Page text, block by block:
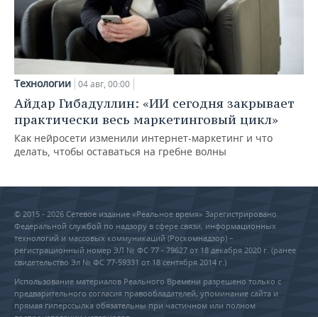
Технологии 04 авг, 00:00
Айдар Гибадуллин: «ИИ сегодня закрывает
практически весь маркетинговый цикл»
Как нейросети изменили интернет-маркетинг и что
делать, чтобы оставаться на гребне волны
© 2015 - 2026 Сетевое издание «Реальное время» Зарегистрировано
Федеральной службой по надзору в сфере связи, информационных
технологий и массовых коммуникаций (Роскомнадзор) –
регистрационный номер ЭЛ № ФС 77 - 79627 от 18 декабря 2020 г. (ранее
свидетельство Эл № ФС 77-59331 от 18 сентября 2014 г.)
Использование материалов Реального Времени разрешено только с
предварительного согласия правообладателей, упоминание сайта и
прямая гиперссылка обязательны при частичном или полном